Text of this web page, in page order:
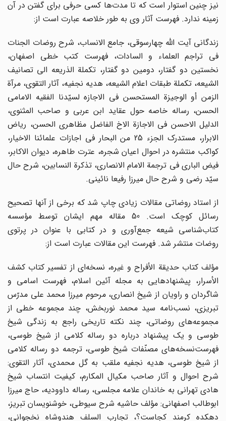
نیز چنین استوار است که تا مدت‌ها کسی حرفی برای گفتن در آن
زمینه ندارد. فهرست آثار وی به طور خلاصه عبارت است از:
زندگانی آیت الله چهارسوقی، جامع الانساب، شرح روضات الجنات
فی تراجم العلماء و السادات، فهرست کتب خطی اصفهان،
نخستین دو گفتار، دومین دو گفتار، تکملة الذریعه الی تصانیف
الشیعه، تکملة طبقات اعلام الشیعه، هدیه نجفیه، آثار التقوی، مرآة
الزمن أو الوجیزة المستحسن فی الاجازه لسیّدنا الفقیه الامامی
الحسن، رساله خاصه حول عقاید ابن عربی و صاحب المثنوی،
الدلیل الاحسن فی الاجازة الاخ الفاضل مظاهری الحسن، ریاض
الابرار، مستدرک الجزء 25 من البحار فی اجازات علمائنا الاخیار،
کواکب منتشره در احوال اعیان شجره، عترت طاهره، دیوان الاکابر،
فیض الباری فی ترجمة الامام الانصاری، تذکرة النسابین، شرح حال
سیّد رضی و شرح حال میرزا رفیعا نائینی.
از استاد روضاتی مقالات زیادی چاپ شد که برخی از آنها تصحیح
رسائل کوچک است. 50 مقاله مهم ایشان توسط مؤسسه
کتاب‌شناسی شیعه جمع‌آوری و در کتابی با عنوان در پرتوی
روضات منتشر شد. فهرست این مقالات عبارت است از:
مؤلف کتاب حدیقة الأفراح و غیره، نسخه‌ای از تفسیر کتاب کشف
الأسرار، پیشنهادهایی به مجله آئین اسلام، فهرست اسامی و
شاگردان و راویان از شیخ انصاری، مرحوم میرزا محمد علی مدرّس
تبریزی، نسب‌نامه سید محمد نوربخش، چند مجموعه خطی از
مجموعه‌های روضاتی، چند نکته تاریخی راجع به زندگی شیخ
طوسی و یک پیشنهاد درباره دو رساله کلامی از شیخ طوسی،
فهرست‌نسخه‌های مصنّفات شیخ طوسی، ترجمه دو رساله کلامی
از شیخ طوسی، هدیه نجفیه ملقب به گل محمدی، آثار التقوی:
شرح احوال و آثار صاحب مکیال المکارم، کیفیت انتساب شیخ
هادی تهرانی به خاندان علامه مجلسی، رساله داوودیه، حاج میرزا
ابوطالب اصفهانی: مؤلف حاشیه شرح سیوطی، خوشنویسان تبریز،
دهکده کرمند کجاست؟، تجارب السلف هندوشاه نخجوانی،